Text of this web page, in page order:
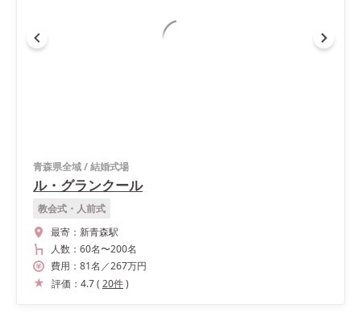
青森県全域/結婚式場
ル・グランクール
教会式・人前式
最寄： 新青森駅
人数： 60名〜200名
費用： 81名 ／267万円
評価： 4.7( 20件)